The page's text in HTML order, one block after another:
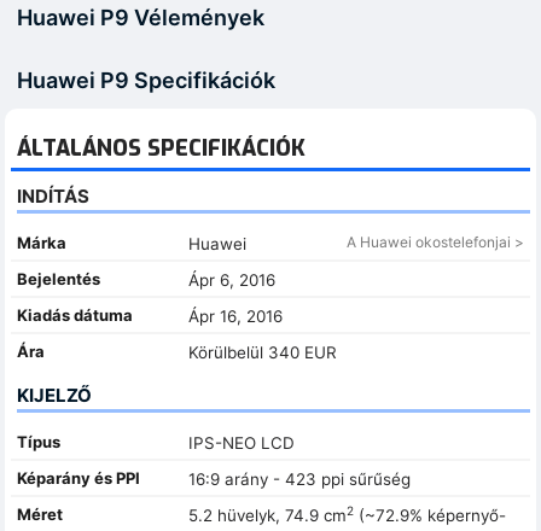
Huawei P9 Vélemények
Huawei P9 Specifikációk
ÁLTALÁNOS SPECIFIKÁCIÓK
INDÍTÁS
Márka Huawei A Huawei okostelefonjai >
Bejelentés
Ápr 6, 2016
Kiadás dátuma
Ápr 16, 2016
Ára
Körülbelül 340 EUR
KIJELZŐ
Típus
IPS-NEO LCD
Képarány és PPI
16:9 arány - 423 ppi sűrűség
Méret
5.2 hüvelyk, 74.9 cm2(~72.9% képernyő-